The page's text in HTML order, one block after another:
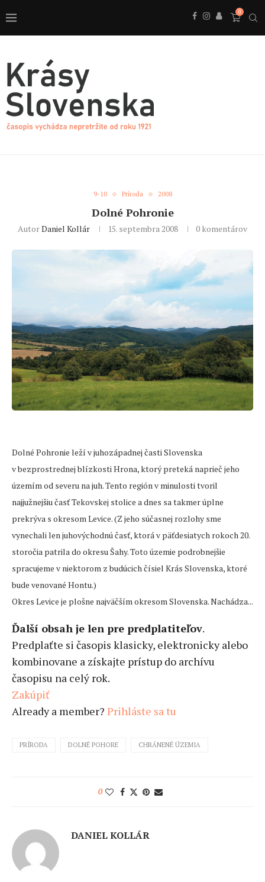
0
9-10 Príroda 2008
Dolné Pohronie
AutorDaniel Kollár 15. septembra 2008 0 komentárov
Dolné Pohronie leží v juhozápadnej časti Slovenska
v bezprostrednej blízkosti Hrona, ktorý preteká naprieč jeho
územím od severu na juh. Tento región v minulosti tvoril
najjužnejšiu časť Tekovskej stolice a dnes sa takmer úplne
prekrýva s okresom Levice. (Z jeho súčasnej rozlohy sme
vynechali len juhovýchodnú časť, ktorá v päťdesiatych rokoch 20.
storočia patrila do okresu Šahy. Toto územie podrobnejšie
spracujeme v niektorom z budúcich čísiel Krás Slovenska, ktoré
bude venované Hontu.)
Okres Levice je plošne najväčším okresom Slovenska. Nachádza...
Ďalší obsah je len pre predplatiteľov.
Predplaťte si časopis klasicky, elektronicky alebo
kombinovane a získajte prístup do archívu
časopisu na celý rok.
Zakúpiť
Already a member? Prihláste sa tu
PRÍRODA DOLNÉ POHORE CHRÁNENÉ ÚZEMIA
0
DANIEL KOLLÁR